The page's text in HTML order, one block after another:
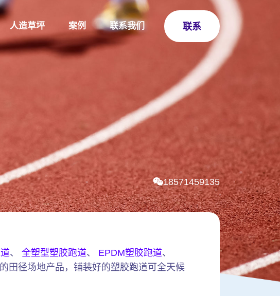
人造草坪 案例 联系我们 联系
18571459135
、 全塑型塑胶跑道、 EPDM塑胶跑道、
田径场地产品，铺装好的塑胶跑道可全天候